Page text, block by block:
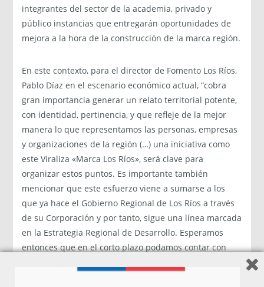
integrantes del sector de la academia, privado y
público instancias que entregarán oportunidades de
mejora a la hora de la construcción de la marca región.
En este contexto, para el director de Fomento Los Ríos,
Pablo Díaz en el escenario económico actual, “cobra
gran importancia generar un relato territorial potente,
con identidad, pertinencia, y que refleje de la mejor
manera lo que representamos las personas, empresas
y organizaciones de la región (…) una iniciativa como
este Viraliza «Marca Los Ríos», será clave para
organizar estos puntos. Es importante también
mencionar que este esfuerzo viene a sumarse a los
que ya hace el Gobierno Regional de Los Ríos a través
de su Corporación y por tanto, sigue una línea marcada
en la Estrategia Regional de Desarrollo. Esperamos
entonces que en el corto plazo podamos contar con